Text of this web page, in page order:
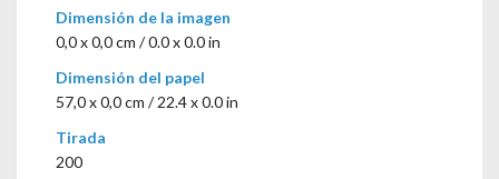
Dimensión de la imagen
0,0 x 0,0 cm / 0.0 x 0.0 in
Dimensión del papel
57,0 x 0,0 cm / 22.4 x 0.0 in
Tirada
200